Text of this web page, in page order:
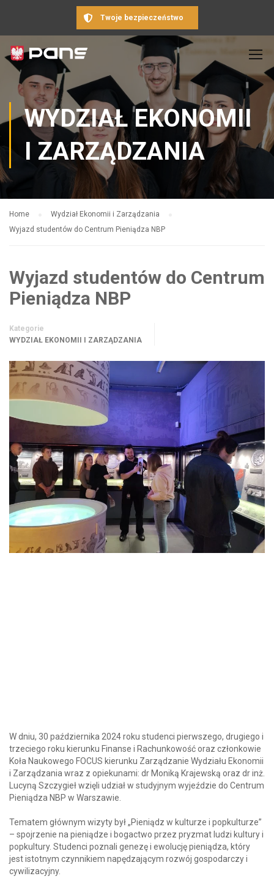
Twoje bezpieczeństwo
WYDZIAŁ EKONOMII
I ZARZĄDZANIA
Home
Wydział Ekonomii i Zarządzania
Wyjazd studentów do Centrum Pieniądza NBP
Wyjazd studentów do Centrum
Pieniądza NBP
Kategorie
WYDZIAŁ EKONOMII I ZARZĄDZANIA
W dniu, 30 października 2024 roku studenci pierwszego, drugiego i
trzeciego roku kierunku Finanse i Rachunkowość oraz członkowie
Koła Naukowego FOCUS kierunku Zarządzanie Wydziału Ekonomii
i Zarządzania wraz z opiekunami: dr Moniką Krajewską oraz dr inż.
Lucyną Szczygieł wzięli udział w studyjnym wyjeździe do Centrum
Pieniądza NBP w Warszawie.
Tematem głównym wizyty był „Pieniądz w kulturze i popkulturze”
– spojrzenie na pieniądze i bogactwo przez pryzmat ludzi kultury i
popkultury. Studenci poznali genezę i ewolucję pieniądza, który
jest istotnym czynnikiem napędzającym rozwój gospodarczy i
cywilizacyjny.